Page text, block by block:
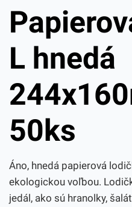
L hnedá
50ks
Áno, hnedá papierová
ekologickou voľbou.
jedál, ako sú hranolky,